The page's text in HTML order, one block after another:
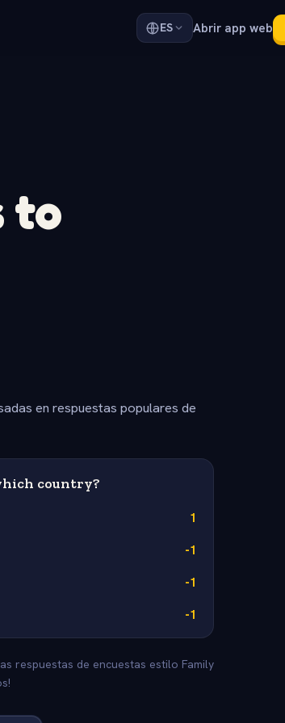
ES Abrir app web
to
en respuestas populares de
country?
1
-1
-1
-1
respuestas de encuestas estilo Family